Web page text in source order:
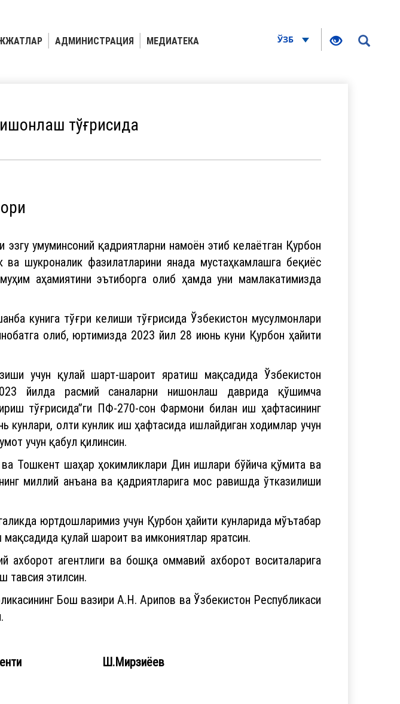
АДМИНИСТРАЦИЯ
МЕДИАТЕКА
ЎЗБ
тўғрисида
умуминсоний қадриятларни намоён этиб келаётган Қурбон
шукроналик фазилатларини янада мустаҳкамлашга беқиёс
аҳамиятини эътиборга олиб ҳамда уни мамлакатимизда
кунига тўғри келиши тўғрисида Ўзбекистон мусулмонлари
олиб, юртимизда 2023 йил 28 июнь куни Қурбон ҳайити
учун қулай шарт-шароит яратиш мақсадида Ўзбекистон
йилда расмий саналарни нишонлаш даврида қўшимча
тўғрисида”ги ПФ-270-сон Фармони билан иш ҳафтасининг
кунлари, олти кунлик иш ҳафтасида ишлайдиган ходимлар учун
учун қабул қилинсин.
Тошкент шаҳар ҳокимликлари Дин ишлари бўйича қўмита ва
миллий анъана ва қадриятларига мос равишда ўтказилиши
юртдошларимиз учун Қурбон ҳайити кунларида мўътабар
қулай шароит ва имкониятлар яратсин.
ахборот агентлиги ва бошқа оммавий ахборот воситаларига
тавсия этилсин.
Бош вазири А.Н. Арипов ва Ўзбекистон Республикаси
Президенти Ш.Мирзиёев